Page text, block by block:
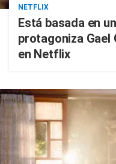
NETFLIX
Está basada en
protagoniza Gael
en Netflix